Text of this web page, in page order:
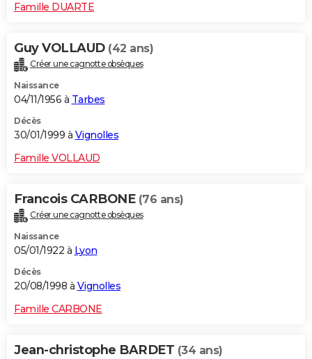
Famille DUARTE
Guy VOLLAUD (42 ans)
Créer une cagnotte obsèques
Naissance
04/11/1956 à Tarbes
Décès
30/01/1999 à Vignolles
Famille VOLLAUD
Francois CARBONE (76 ans)
Créer une cagnotte obsèques
Naissance
05/01/1922 à Lyon
Décès
20/08/1998 à Vignolles
Famille CARBONE
Jean-christophe BARDET (34 ans)